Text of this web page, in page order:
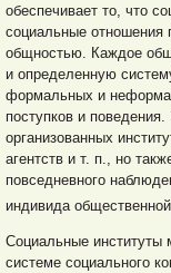
обеспечивает то, что
социальные отношения
общностью. Каждое
и определенную
формальных и
поступков и
организованных
агентств и т. п., но
повседневного
индивида
Социальные институты
системе социального